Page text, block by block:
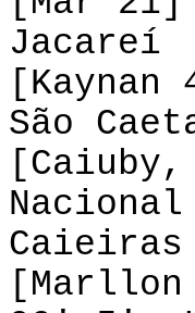
São
Caieiras